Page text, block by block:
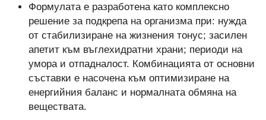
Формулата е разработена като комплексно
решение за подкрепа на организма при: нужда
от стабилизиране на жизнения тонус; засилен
апетит към въглехидратни храни; периоди на
умора и отпадналост. Комбинацията от основни
съставки е насочена към оптимизиране на
енергийния баланс и нормалната обмяна на
веществата.